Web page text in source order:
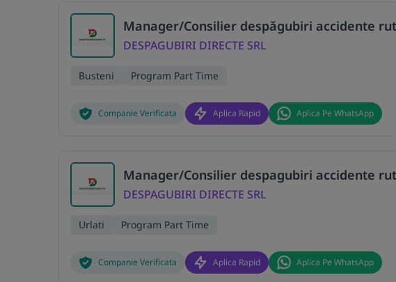
Manager/Consilier despăgubiri accidente
DESPAGUBIRI DIRECTE SRL
Busteni Program Part Time
Companie Verificata Aplica Rapid Aplica Pe WhatsApp
Manager/Consilier despagubiri accidente
DESPAGUBIRI DIRECTE SRL
Urlati Program Part Time
Companie Verificata Aplica Rapid Aplica Pe WhatsApp